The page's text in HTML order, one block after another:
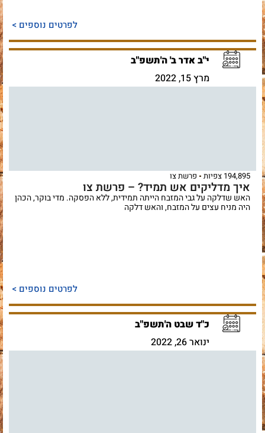
לפרטים נוספים >
י"ב אדר ב' ה'תשפ"ב
מרץ 15, 2022
194,895 צפיות פרשת צו
איך מדליקים אש תמיד? – פרשת צו
האש שדלקה על גבי המזבח הייתה תמידית, ללא הפסקה. מדי בוקר, הכהן
היה מניח עצים על המזבח, והאש דלקה
לפרטים נוספים >
כ"ד שבט ה'תשפ"ב
ינואר 26, 2022